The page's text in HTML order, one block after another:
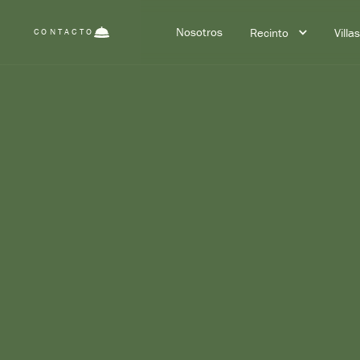
Nosotros Recinto Villas
CONTACTO